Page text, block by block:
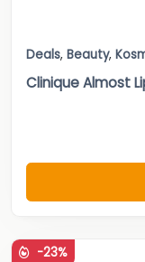
Deals, Beauty,
Clinique Almost
-23%